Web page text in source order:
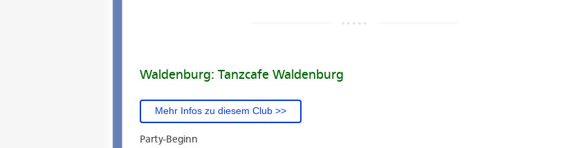
Waldenburg: Tanzcafe Waldenburg
Mehr Infos zu diesem Club >>
Party-Beginn